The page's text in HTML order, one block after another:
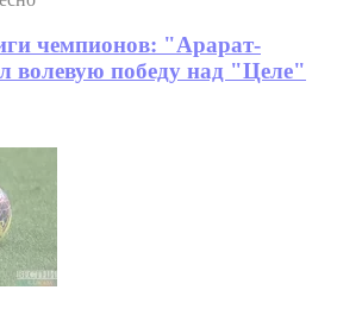
чемпионов: "Арарат-
волевую победу над "Целе"